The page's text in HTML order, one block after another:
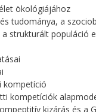
ökológiájához
tudománya, a
a strukturált populáció
kompetíció
kompetíciók
kizárás és a